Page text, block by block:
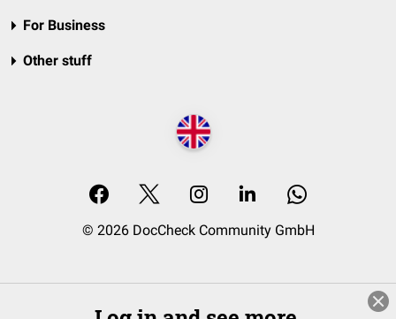
For Business
Other stuff
© 2026 DocCheck Community GmbH